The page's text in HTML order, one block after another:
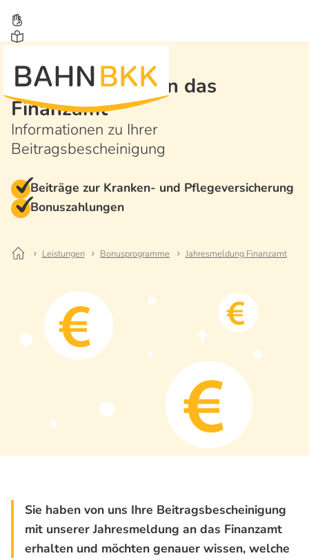
Jahresmeldung an das
Finanzamt
Informationen zu Ihrer
Beitragsbescheinigung
Beiträge zur Kranken- und Pflegeversicherung
Bonuszahlungen
Leistungen Bonusprogramme Jahresmeldung Finanzamt
Sie haben von uns Ihre Beitragsbescheinigung
mit unserer Jahresmeldung an das Finanzamt
erhalten und möchten genauer wissen, welche